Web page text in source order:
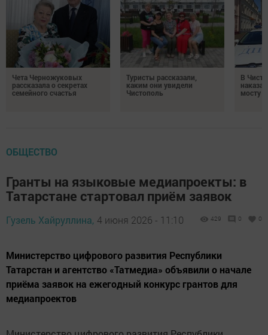
Чета Черножуковых
рассказала о секретах
семейного счастья
Туристы рассказали,
каким они увидели
Чистополь
В
мосту
ОБЩЕСТВО
Гранты на языковые медиапроекты: в
Татарстане стартовал приём заявок
Гузель Хайруллина, 4 июня 2026 - 11:10 429 0 0
Министерство цифрового развития Республики
Татарстан и агентство «Татмедиа» объявили о начале
приёма заявок на ежегодный конкурс грантов для
медиапроектов